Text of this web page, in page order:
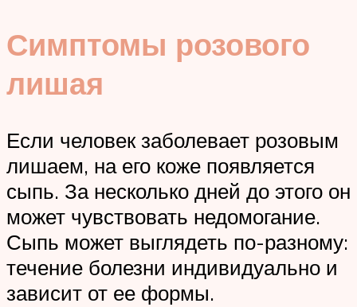
Симптомы розового
лишая
Если человек заболевает розовым
лишаем, на его коже появляется
сыпь. За несколько дней до этого он
может чувствовать недомогание.
Сыпь может выглядеть по-разному:
течение болезни индивидуально и
зависит от ее формы.